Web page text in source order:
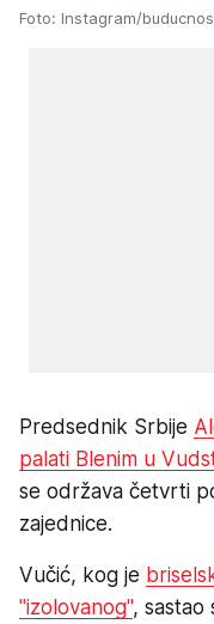
Foto: Instagram/
Predsednik Srbije
palati Blenim u
se održava četvrti
zajednice.
Vučić, kog je
"izolovanog", sastao